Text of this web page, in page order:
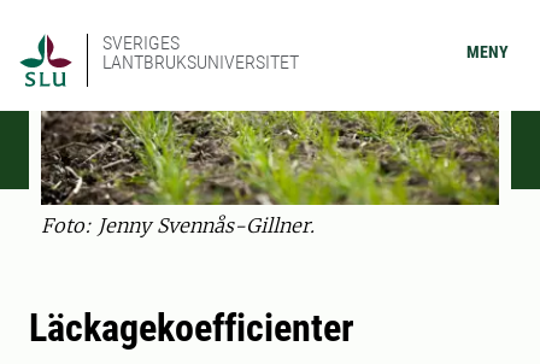
SVERIGES
LANTBRUKSUNIVERSITET
MENY
Foto: Jenny Svennås-Gillner.
Läckagekoefficienter